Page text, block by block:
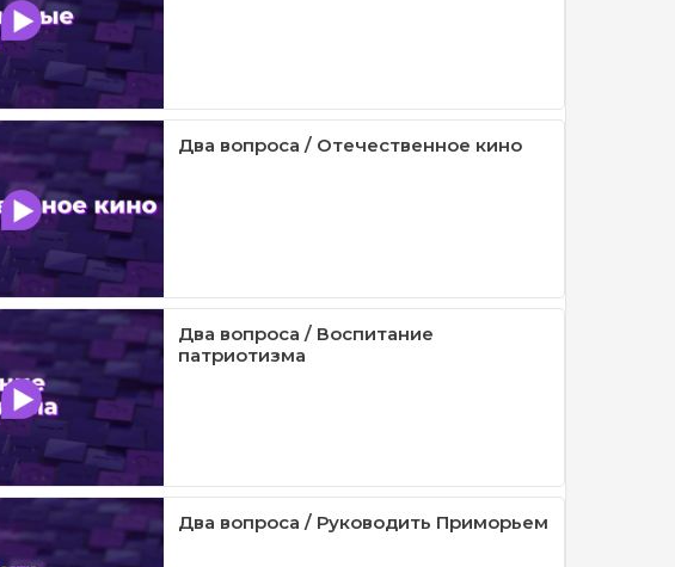
Два вопроса / Отечественное кино
Два вопроса / Воспитание
патриотизма
Два вопроса / Руководить Приморьем